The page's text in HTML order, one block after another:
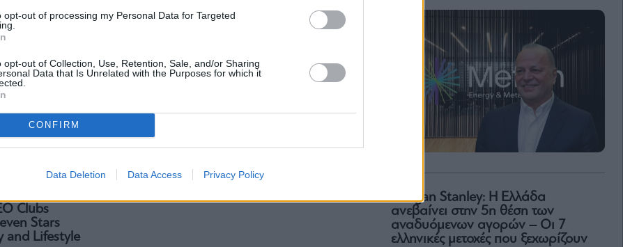
opt-out of processing my Personal Data for Targeted
opt-out of Collection, Use, Retention, Sale, and/or Sharing
Data that Is Unrelated with the Purposes for which it
CONFIRM
Data Deletion Data Access Privacy Policy
Clubs
Stars
and Lifestyle
Business
CEO Clubs Greece Forum: Συν-
δημιουργώντας τη Νέα Εποχή
Morgan Stanley: Η Ελλάδα
ανεβαίνει στην 5η θέση των
αναδυόμενων αγορών – Οι 7
ελληνικές μετοχές που ξεχωρίζουν